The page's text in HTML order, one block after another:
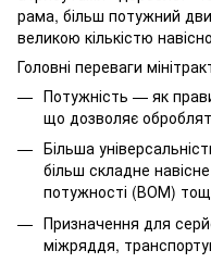
рама, більш потужний
великою кількістю
Головні переваги
Потужність — як
що дозволяє
Більша
більш складне
Призначення для
міжряддя,